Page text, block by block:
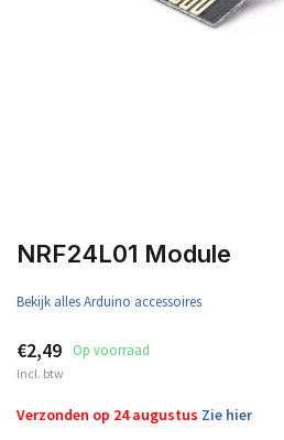
NRF24L01 Module
Bekijk alles Arduino accessoires
€2,49 Op voorraad
Incl. btw
Verzonden op 24 augustus Zie hier